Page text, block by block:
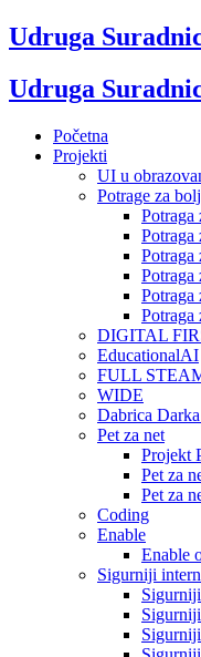
Udruga
Udruga
Početna
Projekti
UI u
Potrage za
Potraga
Potraga
Potraga
Potraga
Potraga
Potraga
DIGITAL
EducationalAI
FULL
WIDE
Dabrica
Pet za net
Projekt
Pet za
Pet za
Coding
Enable
Enable
Sigurniji